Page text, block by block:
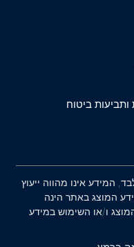
ותביעות ביטוח
המידע אינו מהווה ייעוץ
המוצג באתר הינה
ו/או השימוש במידע